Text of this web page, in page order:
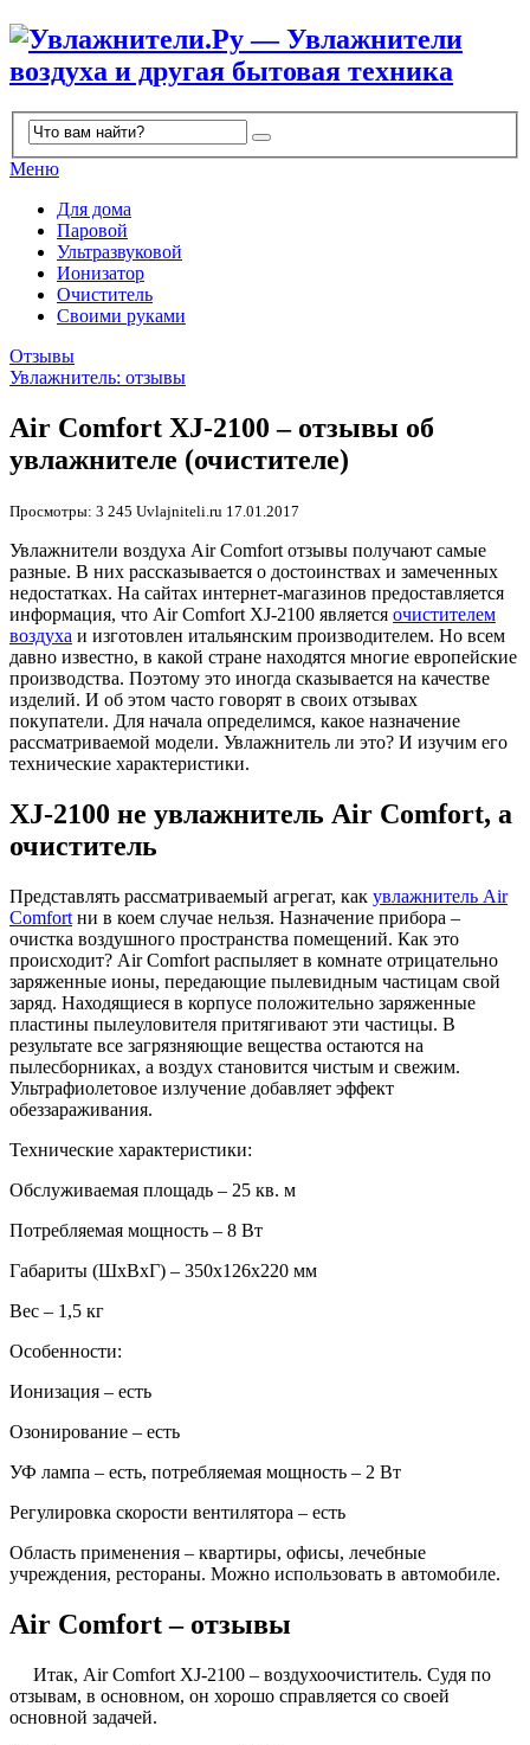
Меню
Для дома
Паровой
Ультразвуковой
Ионизатор
Очиститель
Своими руками
Отзывы
Увлажнитель: отзывы
Air Comfort XJ-2100 – отзывы об
увлажнителе (очистителе)
Просмотры: 3 245 Uvlajniteli.ru 17.01.2017
Увлажнители воздуха Air Comfort отзывы получают самые
разные. В них рассказывается о достоинствах и замеченных
недостатках. На сайтах интернет-магазинов предоставляется
информация, что Air Comfort XJ-2100 является очистителем
воздуха и изготовлен итальянским производителем. Но всем
давно известно, в какой стране находятся многие европейские
производства. Поэтому это иногда сказывается на качестве
изделий. И об этом часто говорят в своих отзывах
покупатели. Для начала определимся, какое назначение
рассматриваемой модели. Увлажнитель ли это? И изучим его
технические характеристики.
XJ-2100 не увлажнитель Air Comfort, а
очиститель
Представлять рассматриваемый агрегат, как увлажнитель Air
Comfort ни в коем случае нельзя. Назначение прибора –
очистка воздушного пространства помещений. Как это
происходит? Air Comfort распыляет в комнате отрицательно
заряженные ионы, передающие пылевидным частицам свой
заряд. Находящиеся в корпусе положительно заряженные
пластины пылеуловителя притягивают эти частицы. В
результате все загрязняющие вещества остаются на
пылесборниках, а воздух становится чистым и свежим.
Ультрафиолетовое излучение добавляет эффект
обеззараживания.
Технические характеристики:
Обслуживаемая площадь – 25 кв. м
Потребляемая мощность – 8 Вт
Габариты (ШхВхГ) – 350х126х220 мм
Вес – 1,5 кг
Особенности:
Ионизация – есть
Озонирование – есть
УФ лампа – есть, потребляемая мощность – 2 Вт
Регулировка скорости вентилятора – есть
Область применения – квартиры, офисы, лечебные
учреждения, рестораны. Можно использовать в автомобиле.
Air Comfort – отзывы
Итак, Air Comfort XJ-2100 – воздухоочиститель. Судя по
отзывам, в основном, он хорошо справляется со своей
основной задачей.